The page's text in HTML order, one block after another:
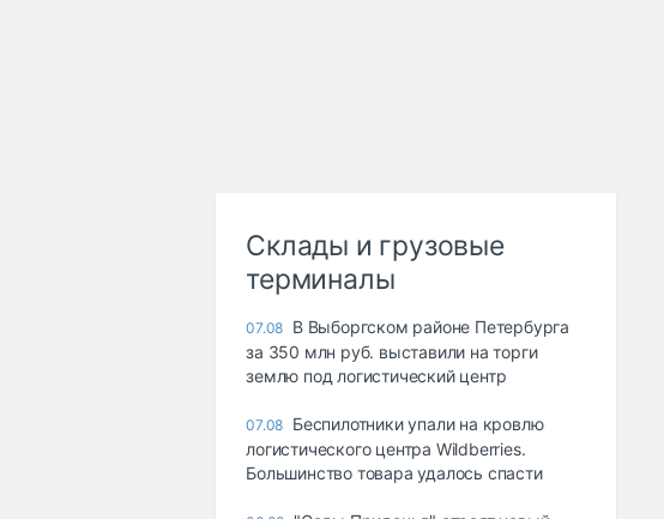
Склады и грузовые
терминалы
07.08 В Выборгском районе Петербурга
за 350 млн руб. выставили на торги
землю под логистический центр
07.08 Беспилотники упали на кровлю
логистического центра Wildberries.
Большинство товара удалось спасти